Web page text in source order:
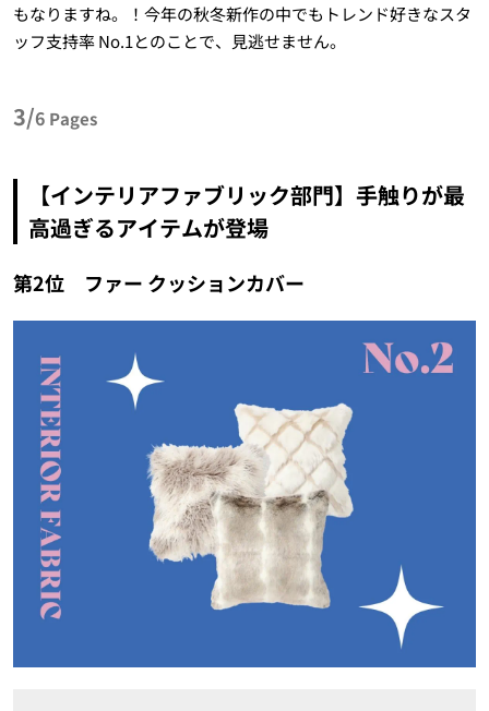
もなりますね。！今年の秋冬新作の中でもトレンド好きなスタ
ッフ支持率 No.1とのことで、見逃せません。
3/6 Pages
【インテリアファブリック部門】手触りが最
高過ぎるアイテムが登場
第2位 ファー クッションカバー